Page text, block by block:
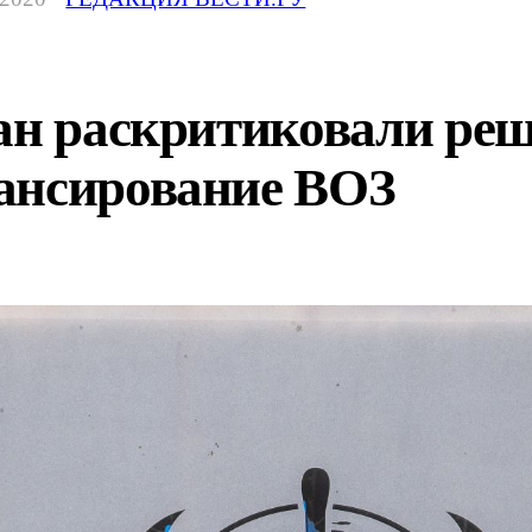
раскритиковали
ВОЗ